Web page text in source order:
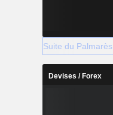
Suite du Palmarès
Devises / Forex